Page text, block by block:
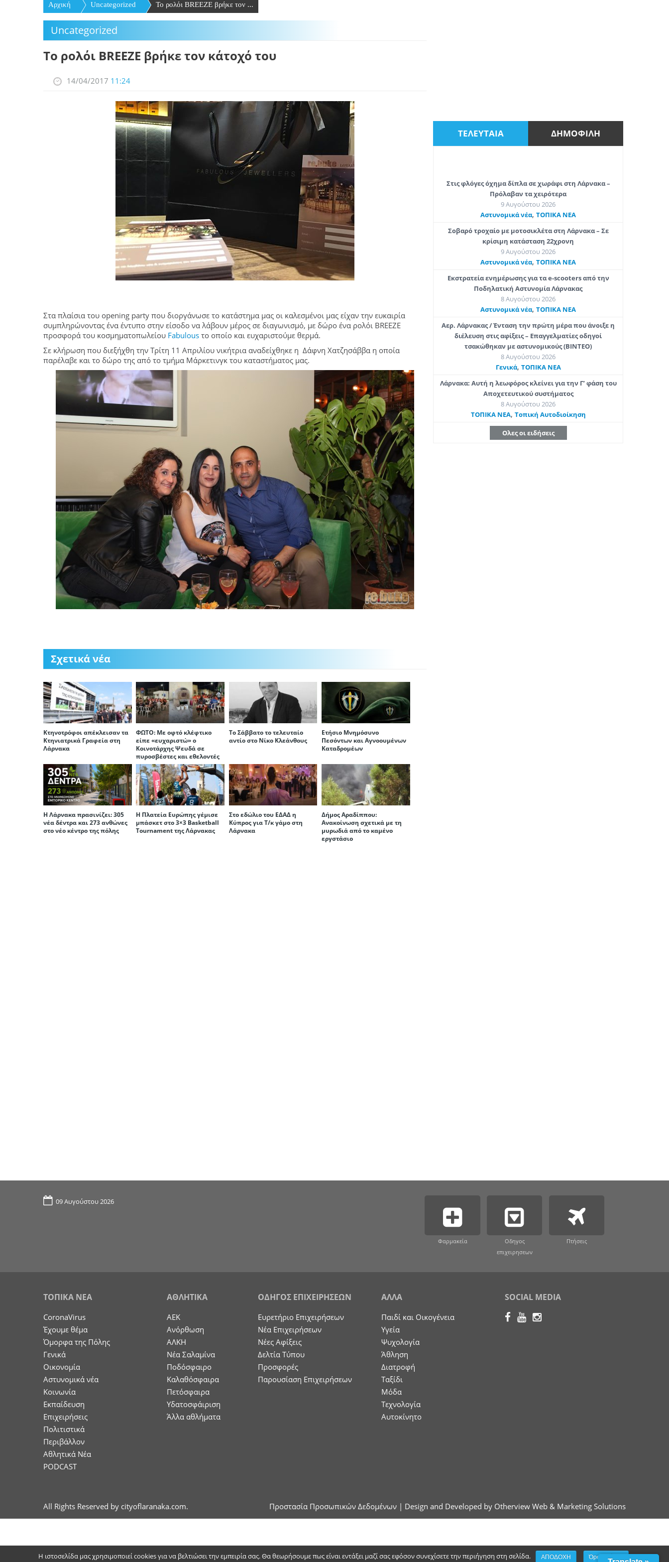
Αρχική Uncategorized Το ρολόι BREEZE βρήκε τον ...
Uncategorized
Το ρολόι BREEZE βρήκε τον κάτοχό του
14/04/2017 11:24
Στα πλαίσια του opening party που διοργάνωσε το κατάστημα μας οι καλεσμένοι μας είχαν την ευκαιρία
συμπληρώνοντας ένα έντυπο στην είσοδο να λάβουν μέρος σε διαγωνισμό, με δώρο ένα ρολόι BREEZE
προσφορά του κοσμηματοπωλείου Fabulous το οποίο και ευχαριστούμε θερμά.
Σε κλήρωση που διεξήχθη την Τρίτη 11 Απριλίου νικήτρια αναδείχθηκε η Δάφνη Χατζησάββα η οποία
παρέλαβε και το δώρο της από το τμήμα Μάρκετινγκ του καταστήματος μας.
Σχετικά νέα
Κτηνοτρόφοι απέκλεισαν τα
Κτηνιατρικά Γραφεία στη
Λάρνακα
ΦΩΤΟ: Με οφτό κλέφτικο
είπε «ευχαριστώ» ο
Κοινοτάρχης Ψευδά σε
πυροσβέστες και εθελοντές
Το Σάββατο το τελευταίο
αντίο στο Νίκο Κλεάνθους
Eτήσιο Μνημόσυνο
Πεσόντων και Αγνοουμένων
Καταδρομέων
Η Λάρνακα πρασινίζει: 305
νέα δέντρα και 273 ανθώνες
στο νέο κέντρο της πόλης
Η Πλατεία Ευρώπης γέμισε
μπάσκετ στο 3×3 Basketball
Tournament της Λάρνακας
Στο εδώλιο του ΕΔΑΔ η
Κύπρος για Τ/κ γάμο στη
Λάρνακα
Δήμος Αραδίππου:
Ανακοίνωση σχετικά με τη
μυρωδιά από το καμένο
εργστάσιο
ΤΕΛΕΥΤΑΙΑ ΔΗΜΟΦΙΛΗ
Στις φλόγες όχημα δίπλα σε χωράφι στη Λάρνακα –
Πρόλαβαν τα χειρότερα
9 Αυγούστου 2026
Aστυνομικά νέα,ΤΟΠΙΚΑ ΝΕΑ
Σοβαρό τροχαίο με μοτοσικλέτα στη Λάρνακα – Σε
κρίσιμη κατάσταση 22χρονη
9 Αυγούστου 2026
Aστυνομικά νέα,ΤΟΠΙΚΑ ΝΕΑ
Εκστρατεία ενημέρωσης για τα e-scooters από την
Ποδηλατική Αστυνομία Λάρνακας
8 Αυγούστου 2026
Aστυνομικά νέα,ΤΟΠΙΚΑ ΝΕΑ
Αερ. Λάρνακας / Ένταση την πρώτη μέρα που άνοιξε η
διέλευση στις αφίξεις – Επαγγελματίες οδηγοί
τσακώθηκαν με αστυνομικούς (ΒΙΝΤΕΟ)
8 Αυγούστου 2026
Γενικά, ΤΟΠΙΚΑ ΝΕΑ
Λάρνακα: Αυτή η λεωφόρος κλείνει για την Γ’ φάση του
Αποχετευτικού συστήματος
8 Αυγούστου 2026
ΤΟΠΙΚΑ ΝΕΑ, Τοπική Αυτοδιοίκηση
Ολες οι ειδήσεις
09 Αυγούστου 2026
Φαρμακεία
Οδηγος
επιχειρησεων
Πτήσεις
ΤΟΠΙΚΑ ΝΕΑ
CoronaVirus
Έχουμε θέμα
Όμορφα της Πόλης
Γενικά
Οικονομία
Aστυνομικά νέα
Κοινωνία
Εκπαίδευση
Επιχειρήσεις
Πολιτιστικά
Περιβάλλον
Αθλητικά Νέα
PODCAST
ΑΘΛΗΤΙΚΑ
ΑΕΚ
Ανόρθωση
ΑΛΚΗ
Νέα Σαλαμίνα
Ποδόσφαιρο
Καλαθόσφαιρα
Πετόσφαιρα
Υδατοσφάιριση
Άλλα αθλήματα
ΟΔΗΓΟΣ ΕΠΙΧΕΙΡΗΣΕΩΝ
Ευρετήριο Επιχειρήσεων
Nέα Επιχειρήσεων
Νέες Αφίξεις
Δελτία Τύπου
Προσφορές
Παρουσίαση Επιχειρήσεων
ΑΛΛΑ
Παιδί και Οικογένεια
Υγεία
Ψυχολογία
Άθληση
Διατροφή
Ταξίδι
Μόδα
Τεχνολογία
Αυτοκίνητο
SOCIAL MEDIA
All Rights Reserved by cityoflaranaka.com. Προστασία Προσωπικών Δεδομένων | Design and Developed by Otherview Web & Marketing Solutions
Η ιστοσελίδα μας χρησιμοποιεί cookies για να βελτιώσει την εμπειρία σας. Θα θεωρήσουμε πως είναι εντάξει μαζί σας εφόσον συνεχίσετε την περιήγηση στη σελίδα. ΑΠΟΔΟΧΗ Όροι χρήσης